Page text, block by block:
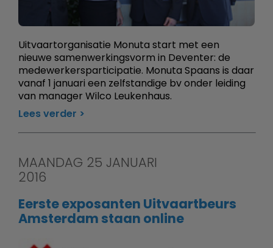
Uitvaartorganisatie Monuta start met een
nieuwe samenwerkingsvorm in Deventer: de
medewerkersparticipatie. Monuta Spaans is daar
vanaf 1 januari een zelfstandige bv onder leiding
van manager Wilco Leukenhaus.
Lees verder
MAANDAG 25 JANUARI
2016
Eerste exposanten Uitvaartbeurs
Amsterdam staan online